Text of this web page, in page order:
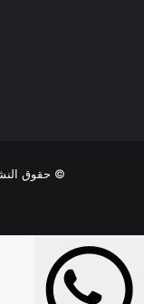
© حقوق النشر 2026، جميع الحقوق